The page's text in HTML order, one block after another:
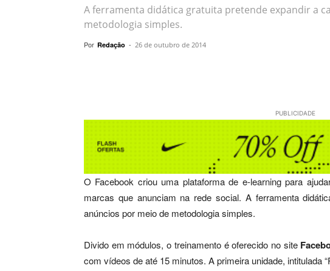
A ferramenta didática gratuita pretende expandir a
metodologia simples.
Por Redação - 26 de outubro de 2014
PUBLICIDADE
O Facebook criou uma plataforma de e-learning para
marcas que anunciam na rede social. A ferramenta
anúncios por meio de metodologia simples.
Divido em módulos, o treinamento é oferecido no site
com vídeos de até 15 minutos. A primeira unidade, intitulada